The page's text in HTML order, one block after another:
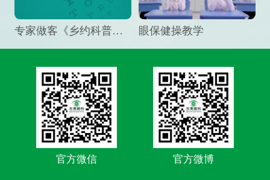
专家做客《乡约科普》栏目，预防孩子近视竟然这么“简单” 眼保健操教学
官方微信 官方微博